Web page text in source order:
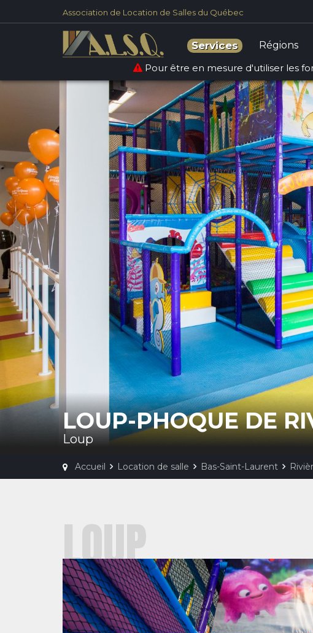
Association de Location de Salles du Québec
Services Régions
Pour être en mesure d'utiliser les
LOUP-PHOQUE DE
Loup
Accueil Location de salle Bas-Saint-Laurent
LOUP